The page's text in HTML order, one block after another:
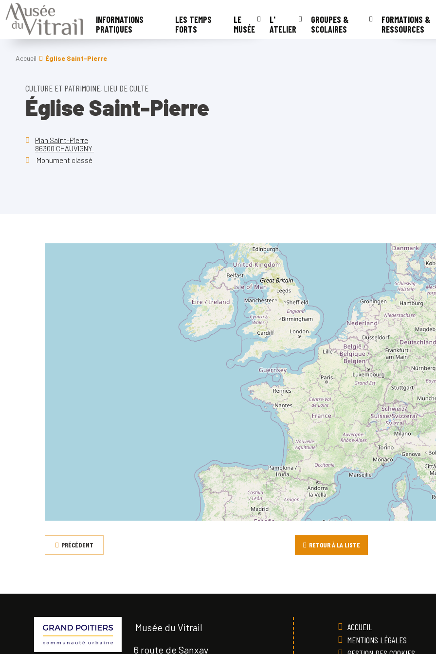
INFORMATIONS
PRATIQUES
LES TEMPS
FORTS
LE
MUSÉE
L'
ATELIER
GROUPES &
SCOLAIRES
FORMATIONS &
RESSOURCES
Accueil Église Saint-Pierre
CULTURE ET PATRIMOINE, LIEU DE CULTE
Église Saint-Pierre
Plan Saint-Pierre
86300 CHAUVIGNY
Monument classé
PRÉCÉDENT RETOUR À LA LISTE
Musée du Vitrail
6 route de Sanxay
ACCUEIL
MENTIONS LÉGALES